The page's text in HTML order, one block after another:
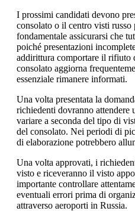
I prossimi candidati devono
consolato o il centro visti
fondamentale assicurarsi che
poiché presentazioni
addirittura comportare il rifiuto
consolato aggiorna
essenziale rimanere informati.
Una volta presentata la
richiedenti dovranno attendere
variare a seconda del tipo di
del consolato. Nei periodi di
di elaborazione potrebbero
Una volta approvati, i
visto e riceveranno il visto
importante controllare
eventuali errori prima di
attraverso aeroporti in Russia.